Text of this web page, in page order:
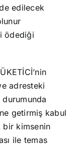
edilecek
ödediği
adresteki
getirmiş kabul
bir kimsenin
ile temas